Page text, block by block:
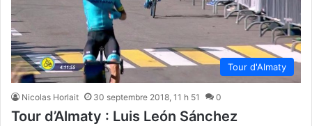
Tour d'Almaty
Nicolas Horlait 30 septembre 2018, 11 h 51 0
Tour d’Almaty : Luis León Sánchez